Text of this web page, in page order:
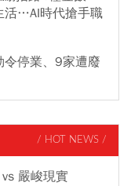
活…AI時代搶手職
令停業、9家遭廢
/ HOT NEWS /
嚴峻現實